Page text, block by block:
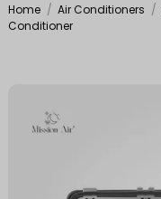
Home Air Conditioners
Conditioner